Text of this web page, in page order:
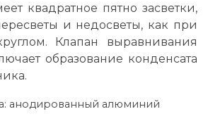
квадратное пятно засветки,
и недосветы, как при
Клапан выравнивания
образование конденсата
анодированный алюминий